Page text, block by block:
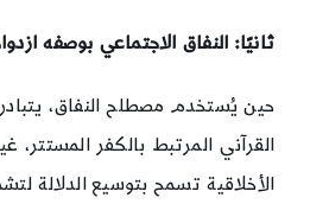
ثانيًا: النفاق الاجتماعي بوصفه
حين يُستخدم مصطلح النفاق،
القرآني المرتبط بالكفر المستتر،
الأخلاقية تسمح بتوسيع الدلالة